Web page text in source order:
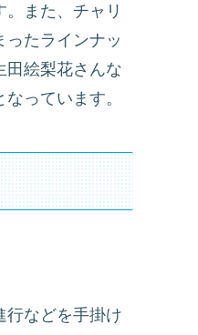
また、チャリ
たラインナッ
田絵梨花さんな
っています。
行などを手掛け